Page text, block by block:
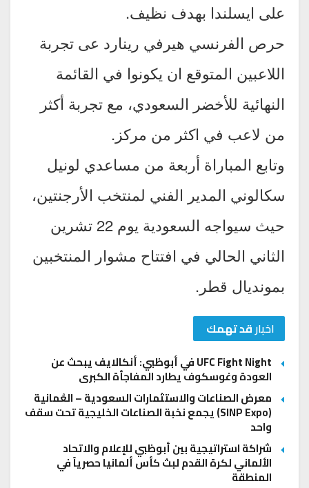
على ايسلندا بهدف نظيف.
حرص الفرنسي هيرفي رينارد عى تجربة
اللاعبين المتوقع ان يكونوا في القائمة
النهائية للأخضر السعودي، مع تجربة أكثر
من لاعب في اكثر من مركز.
وتابع المباراة أربعة من مساعدي لونيل
سكالوني المدير الفني لمنتخب الأرجنتين،
حيث سيواجه السعودية يوم 22 تشرين
الثاني الحالي في افتتاح مشوار المنتخبين
بمونديال قطر.
اخبارقد تهمك
UFC Fight Night في أبوظبي: أنكالايف يبحث عن
العودة وغوسكوف يطارد المفاجأة الكبرى
معرض الصناعات والاستثمارات السعودية – العُمانية
(SINP Expo) يجمع نخبة الصناعات الخليجية تحت سقف
واحد
شراكة استراتيجية بين أبوظبي للإعلام والاتحاد
الألماني لكرة القدم لبث كأس ألمانيا حصرياً في
المنطقة